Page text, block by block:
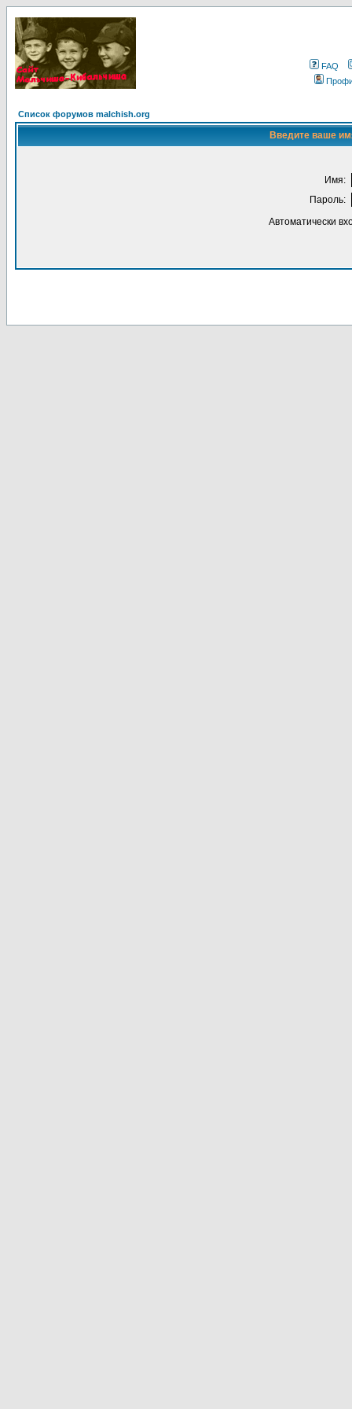
FAQ
Список форумов malchish.org
Введите ваше
Имя:
Пароль:
Автоматически